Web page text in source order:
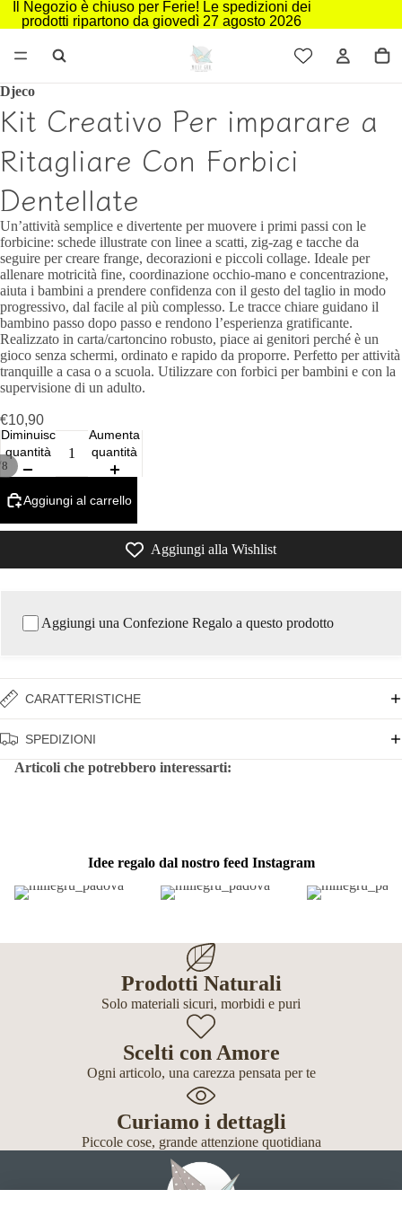
Il Negozio è chiuso per Ferie! Le spedizioni dei
prodotti ripartono da giovedì 27 agosto 2026
8
Djeco
Kit Creativo Per imparare a
Ritagliare Con Forbici
Dentellate
Un’attività semplice e divertente per muovere i primi passi con le
forbicine: schede illustrate con linee a scatti, zig‑zag e tacche da
seguire per creare frange, decorazioni e piccoli collage. Ideale per
allenare motricità fine, coordinazione occhio‑mano e concentrazione,
aiuta i bambini a prendere confidenza con il gesto del taglio in modo
progressivo, dal facile al più complesso. Le tracce chiare guidano il
bambino passo dopo passo e rendono l’esperienza gratificante.
Realizzato in carta/cartoncino robusto, piace ai genitori perché è un
gioco senza schermi, ordinato e rapido da proporre. Perfetto per attività
tranquille a casa o a scuola. Utilizzare con forbici per bambini e con la
supervisione di un adulto.
€10,90
Diminuisci
quantità
Aumenta
quantità
Aggiungi al carrello
Aggiungi alla Wishlist
Aggiungi una Confezione Regalo a questo prodotto
CARATTERISTICHE
SPEDIZIONI
Articoli che potrebbero interessarti:
Idee regalo dal nostro feed Instagram
Prodotti Naturali
Solo materiali sicuri, morbidi e puri
Scelti con Amore
Ogni articolo, una carezza pensata per te
Curiamo i dettagli
Piccole cose, grande attenzione quotidiana